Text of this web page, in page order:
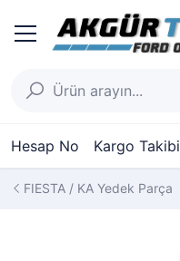
Hesap No Kargo Takibi
FIESTA / KA Yedek Parça